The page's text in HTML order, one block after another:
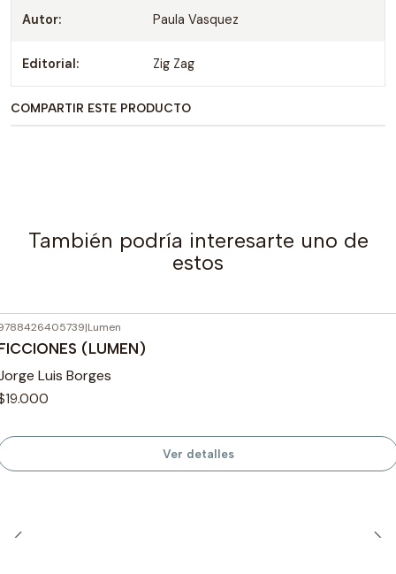
Autor: Paula Vasquez
Editorial: Zig Zag
COMPARTIR ESTE PRODUCTO
También podría interesarte uno de
estos
Agotado |Lumen
(LUMEN)
Luis Borges
Ver detalles